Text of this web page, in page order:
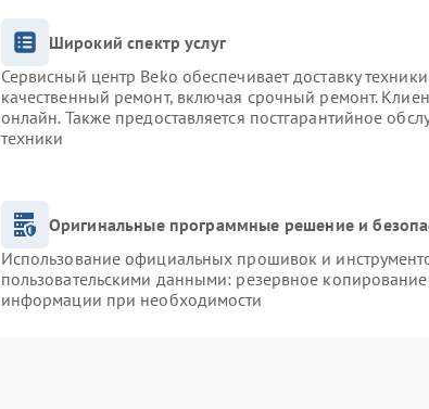
Широкий спектр услуг
Сервисный центр Beko обеспечивает доставку
качественный ремонт, включая срочный ремонт.
онлайн. Также предоставляется постгарантийное
техники
Оригинальные программные решение и
Использование официальных прошивок и
пользовательскими данными: резервное
информации при необходимости